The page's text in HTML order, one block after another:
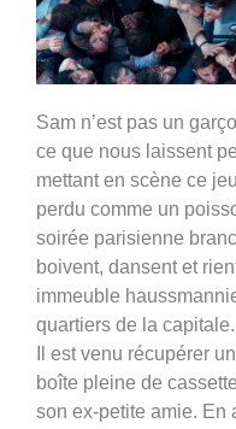
Sam n’est pas un
ce que nous laissent
mettant en scène ce
perdu comme un
soirée parisienne
boivent, dansent et
immeuble
quartiers de la
Il est venu récupérer
boîte pleine de
son ex-petite amie. En